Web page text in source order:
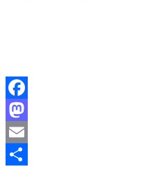
Facebook
Mastodon
Email